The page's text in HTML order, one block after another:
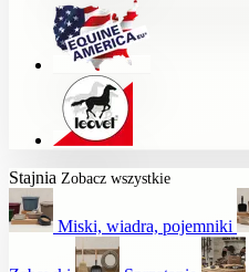
Stajnia Zobacz wszystkie
Miski, wiadra, pojemniki